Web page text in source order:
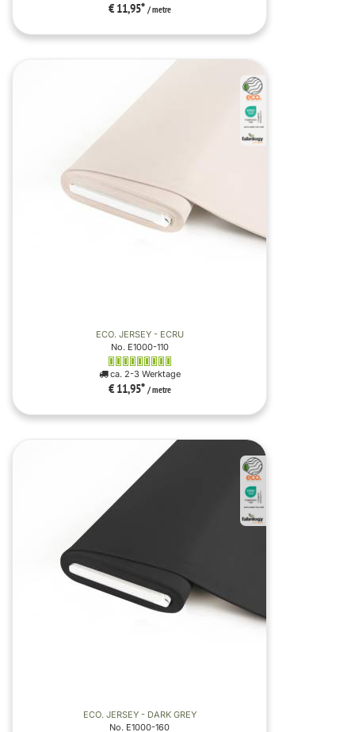
€ 11,95* / metre
ECO. JERSEY - ECRU
No. E1000-110
ca. 2-3 Werktage
€ 11,95* / metre
ECO. JERSEY - DARK GREY
No. E1000-160